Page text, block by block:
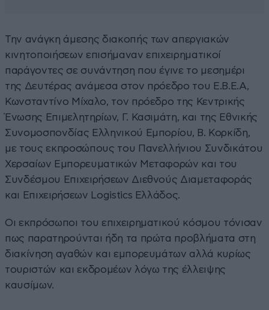
Την ανάγκη άμεσης διακοπής των απεργιακών
κινητοποιήσεων επισήμαναν επιχειρηματικοί
παράγοντες σε συνάντηση που έγινε το μεσημέρι
της Δευτέρας ανάμεσα στον πρόεδρο του Ε.Β.Ε.Α,
Κωνσταντίνο Μίχαλο, τον πρόεδρο της Κεντρικής
Ένωσης Επιμελητηρίων, Γ. Κασιμάτη, και της Εθνικής
Συνομοσπονδίας Ελληνικού Εμπορίου, Β. Κορκίδη,
με τους εκπροσώπους του Πανελλήνιου Συνδικάτου
Χερσαίων Εμπορευματικών Μεταφορών και του
Συνδέσμου Επιχειρήσεων Διεθνούς Διαμεταφοράς
και Επιχειρήσεων Logistics Ελλάδος.
Οι εκπρόσωποι του επιχειρηματικού κόσμου τόνισαν
πως παρατηρούνται ήδη τα πρώτα προβλήματα στη
διακίνηση αγαθών και εμπορευμάτων αλλά κυρίως
τουριστών και εκδρομέων λόγω της έλλειψης
καυσίμων.